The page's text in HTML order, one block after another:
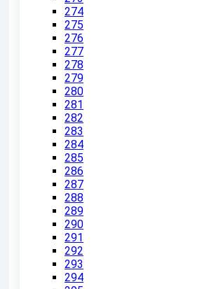
274
275
276
277
278
279
280
281
282
283
284
285
286
287
288
289
290
291
292
293
294